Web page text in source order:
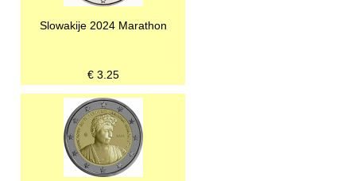
Slowakije 2024 Marathon
€ 3.25